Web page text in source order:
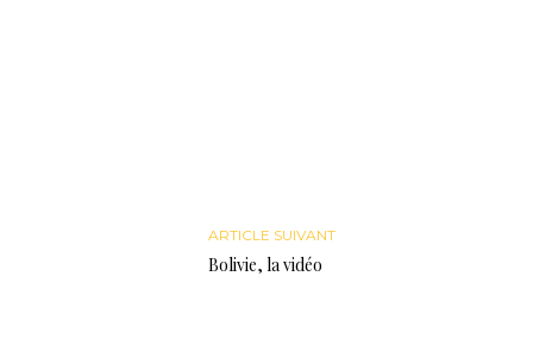
ARTICLE SUIVANT
Bolivie, la vidéo